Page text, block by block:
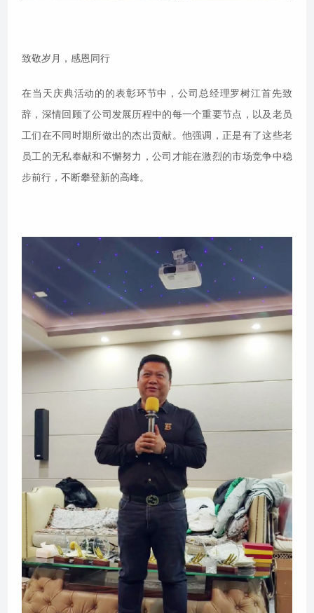
致敬岁月，感恩同行
在当天庆典活动的的表彰环节中，公司总经理罗树江首先致
辞，深情回顾了公司发展历程中的每一个重要节点，以及老员
工们在不同时期所做出的杰出贡献。他强调，正是有了这些老
员工的无私奉献和不懈努力，公司才能在激烈的市场竞争中稳
步前行，不断攀登新的高峰。